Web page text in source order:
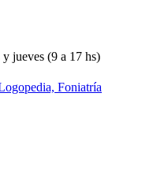
jueves (9 a 17 hs)